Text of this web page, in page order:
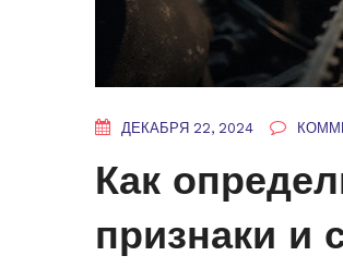
ДЕКАБРЯ 22, 2024
Как
признаки и